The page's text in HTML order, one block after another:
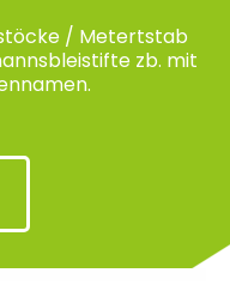
/ Metertstab
zb. mit